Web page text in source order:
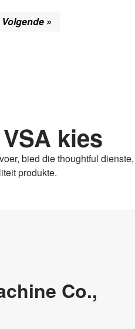
Volgende »
kies
bied die thoughtful dienste,
produkte.
Co.,